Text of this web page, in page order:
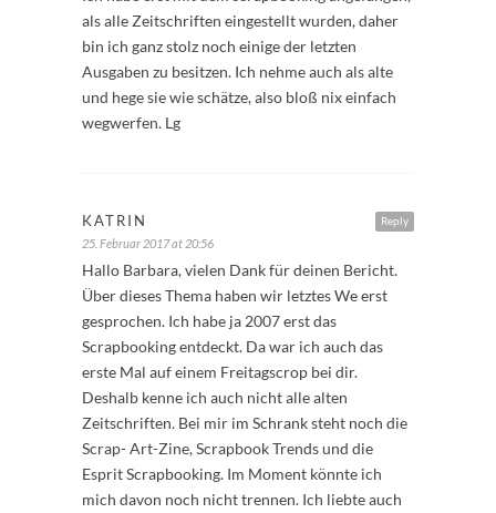
als alle Zeitschriften eingestellt wurden, daher
bin ich ganz stolz noch einige der letzten
Ausgaben zu besitzen. Ich nehme auch als alte
und hege sie wie schätze, also bloß nix einfach
wegwerfen. Lg
Reply
KATRIN
25. Februar 2017 at 20:56
Hallo Barbara, vielen Dank für deinen Bericht.
Über dieses Thema haben wir letztes We erst
gesprochen. Ich habe ja 2007 erst das
Scrapbooking entdeckt. Da war ich auch das
erste Mal auf einem Freitagscrop bei dir.
Deshalb kenne ich auch nicht alle alten
Zeitschriften. Bei mir im Schrank steht noch die
Scrap- Art-Zine, Scrapbook Trends und die
Esprit Scrapbooking. Im Moment könnte ich
mich davon noch nicht trennen. Ich liebte auch